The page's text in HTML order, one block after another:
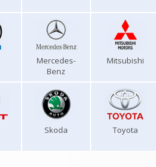
Mercedes-
Benz
Mitsubishi
Skoda Toyota